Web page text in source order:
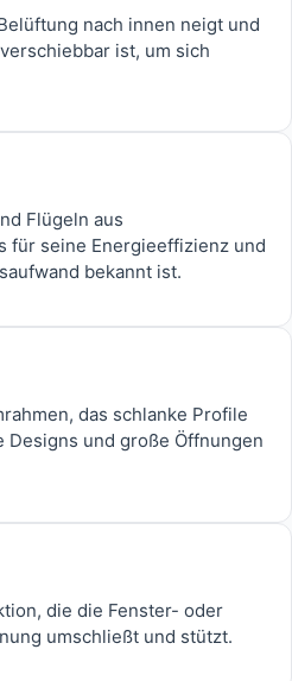
nach innen neigt und
ist, um sich
Flügeln aus
für seine Energieeffizienz und
bekannt ist.
das schlanke Profile
Designs und große Öffnungen
die die Fenster- oder
umschließt und stützt.